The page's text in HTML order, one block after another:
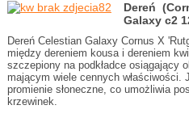
Dereń
Galaxy c2
Dereń Celestian Galaxy Cornus X
między dereniem kousa i dereniem
szczepiony na podkładce osiągający
mającym wiele cennych właściwości.
promienie słoneczne, co umożliwia
krzewinek.